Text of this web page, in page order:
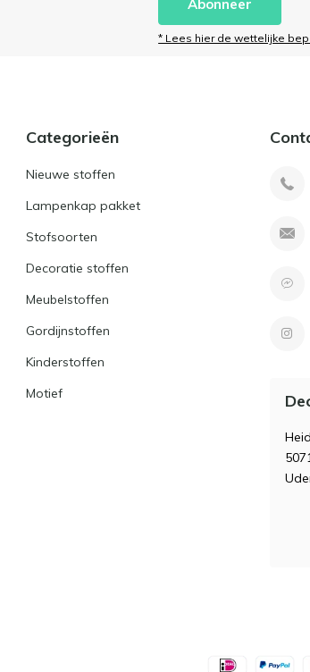
Abonneer
* Lees hier de wettelijke
Categorieën
Nieuwe stoffen
Lampenkap pakket
Stofsoorten
Decoratie stoffen
Meubelstoffen
Gordijnstoffen
Kinderstoffen
Motief